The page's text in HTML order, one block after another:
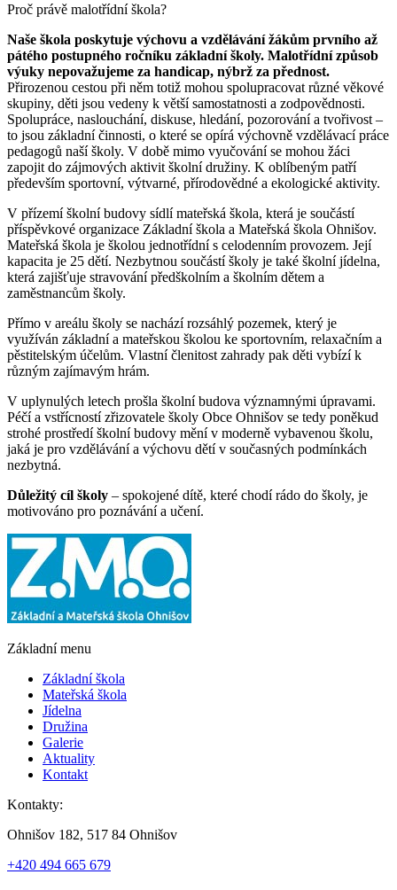
Proč právě malotřídní škola?
Naše škola poskytuje výchovu a vzdělávání žákům prvního až
pátého postupného ročníku základní školy. Malotřídní způsob
výuky nepovažujeme za handicap, nýbrž za přednost.
Přirozenou cestou při něm totiž mohou spolupracovat různé věkové
skupiny, děti jsou vedeny k větší samostatnosti a zodpovědnosti.
Spolupráce, naslouchání, diskuse, hledání, pozorování a tvořivost –
to jsou základní činnosti, o které se opírá výchovně vzdělávací práce
pedagogů naší školy. V době mimo vyučování se mohou žáci
zapojit do zájmových aktivit školní družiny. K oblíbeným patří
především sportovní, výtvarné, přírodovědné a ekologické aktivity.
V přízemí školní budovy sídlí mateřská škola, která je součástí
příspěvkové organizace Základní škola a Mateřská škola Ohnišov.
Mateřská škola je školou jednotřídní s celodenním provozem. Její
kapacita je 25 dětí. Nezbytnou součástí školy je také školní jídelna,
která zajišťuje stravování předškolním a školním dětem a
zaměstnancům školy.
Přímo v areálu školy se nachází rozsáhlý pozemek, který je
využíván základní a mateřskou školou ke sportovním, relaxačním a
pěstitelským účelům. Vlastní členitost zahrady pak děti vybízí k
různým zajímavým hrám.
V uplynulých letech prošla školní budova významnými úpravami.
Péčí a vstřícností zřizovatele školy Obce Ohnišov se tedy poněkud
strohé prostředí školní budovy mění v moderně vybavenou školu,
jaká je pro vzdělávání a výchovu dětí v současných podmínkách
nezbytná.
Důležitý cíl školy – spokojené dítě, které chodí rádo do školy, je
motivováno pro poznávání a učení.
Základní menu
Základní škola
Mateřská škola
Jídelna
Družina
Galerie
Aktuality
Kontakt
Kontakty:
Ohnišov 182, 517 84 Ohnišov
+420 494 665 679